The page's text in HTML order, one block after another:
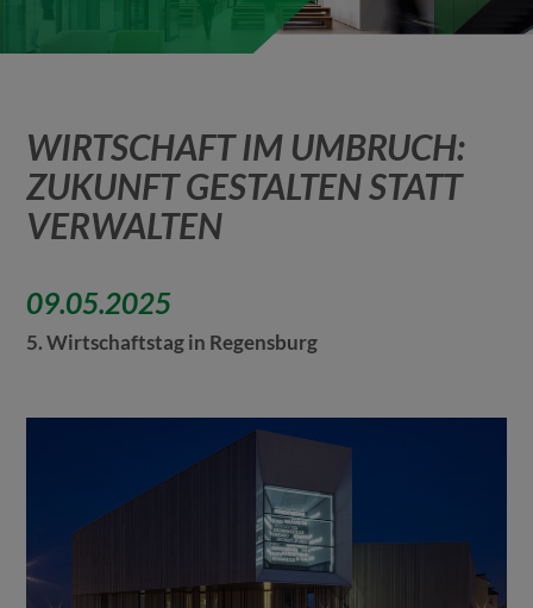
WIRTSCHAFT IM UMBRUCH:
ZUKUNFT GESTALTEN STATT
VERWALTEN
09.05.2025
5. Wirtschaftstag in Regensburg